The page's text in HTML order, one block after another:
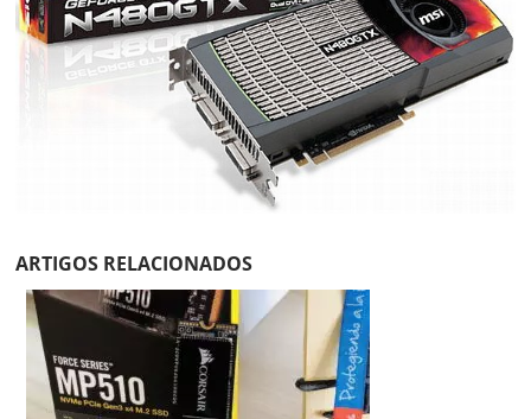
ARTIGOS RELACIONADOS